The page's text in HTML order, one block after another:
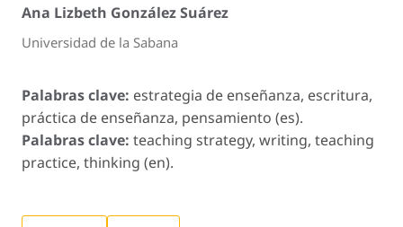
Ana Lizbeth González Suárez
Universidad de la Sabana
Palabras clave: estrategia de enseñanza, escritura,
práctica de enseñanza, pensamiento (es).
Palabras clave: teaching strategy, writing, teaching
practice, thinking (en).